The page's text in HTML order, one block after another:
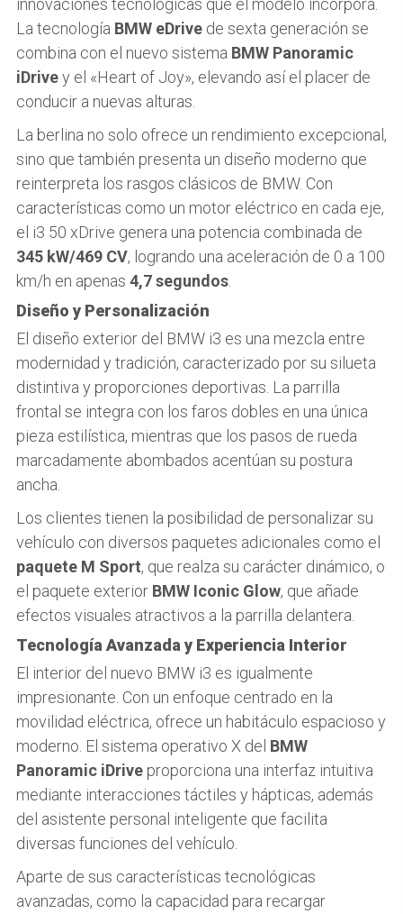
La tecnología BMW eDrive de sexta generación se
combina con el nuevo sistema BMW Panoramic
iDrivey el «Heart of Joy», elevando así el placer de
conducir a nuevas alturas.
La berlina no solo ofrece un rendimiento excepcional,
sino que también presenta un diseño moderno que
reinterpreta los rasgos clásicos de BMW. Con
características como un motor eléctrico en cada eje,
el i3 50 xDrive genera una potencia combinada de
345 kW/469 CV, logrando una aceleración de 0 a 100
km/h en apenas 4,7 segundos
Diseño y Personalización
El diseño exterior del BMW i3 es una mezcla entre
modernidad y tradición, caracterizado por su silueta
distintiva y proporciones deportivas. La parrilla
frontal se integra con los faros dobles en una única
pieza estilística, mientras que los pasos de rueda
marcadamente abombados acentúan su postura
ancha.
Los clientes tienen la posibilidad de personalizar su
vehículo con diversos paquetes adicionales como el
paquete M Sport, que realza su carácter dinámico, o
el paquete exterior BMW Iconic Glow, que añade
efectos visuales atractivos a la parrilla delantera.
Tecnología Avanzada y Experiencia Interior
El interior del nuevo BMW i3 es igualmente
impresionante. Con un enfoque centrado en la
movilidad eléctrica, ofrece un habitáculo espacioso y
moderno. El sistema operativo X del BMW
Panoramic iDrive proporciona una interfaz intuitiva
mediante interacciones táctiles y hápticas, además
del asistente personal inteligente que facilita
diversas funciones del vehículo.
Aparte de sus características tecnológicas
avanzadas, como la capacidad para recargar